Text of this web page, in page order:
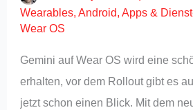
Wearables,Android,Apps &
Wear OS
Gemini auf Wear OS wird eine
erhalten, vor dem Rollout gibt es
jetzt schon einen Blick. Mit dem